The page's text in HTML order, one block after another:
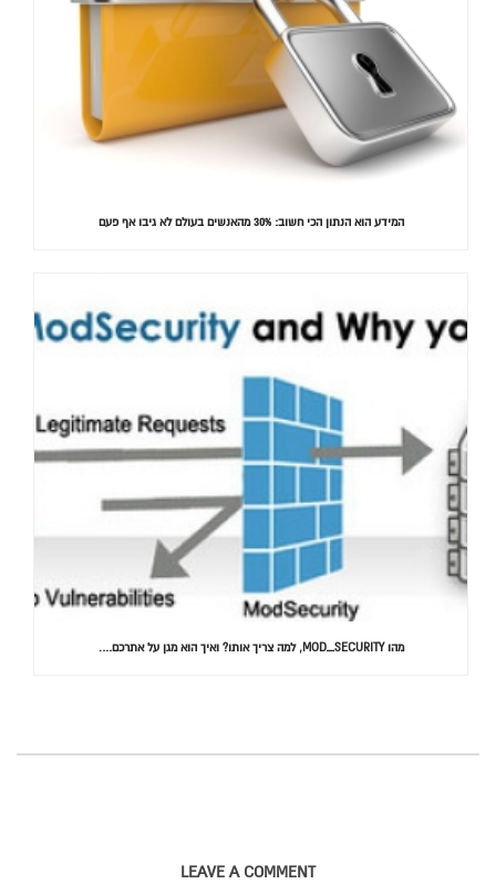
המידע הוא הנתון הכי חשוב: 30% מהאנשים בעולם לא גיבו אף פעם
מהו MOD_SECURITY, למה צריך אותו? ואיך הוא מגן על אתרכם….
LEAVE A COMMENT